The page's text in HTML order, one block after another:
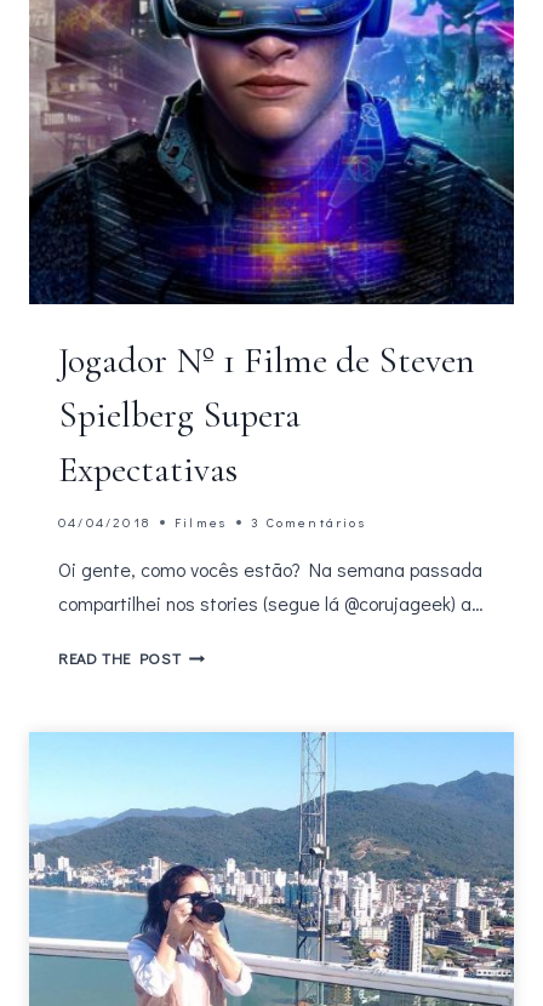
Jogador Nº 1 Filme de Steven
Spielberg Supera
Expectativas
04/04/2018 Filmes 3 Comentários
Oi gente, como vocês estão? Na semana passada
compartilhei nos stories (segue lá @corujageek) a…
READ THE POSTJOGADOR
FILME
SPIELBERG
SUPERA
EXPECTATIVAS